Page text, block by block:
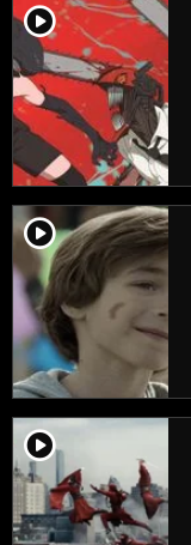
player2
player2
player2